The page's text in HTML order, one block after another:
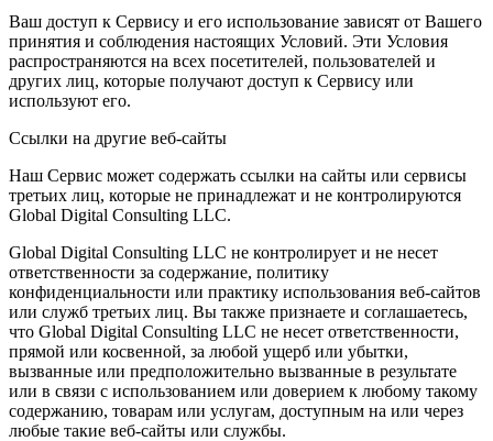
Ваш доступ к Сервису и его использование зависят от Вашего
принятия и соблюдения настоящих Условий. Эти Условия
распространяются на всех посетителей, пользователей и
других лиц, которые получают доступ к Сервису или
используют его.
Ссылки на другие веб-сайты
Наш Сервис может содержать ссылки на сайты или сервисы
третьих лиц, которые не принадлежат и не контролируются
Global Digital Consulting LLC.
Global Digital Consulting LLC не контролирует и не несет
ответственности за содержание, политику
конфиденциальности или практику использования веб-сайтов
или служб третьих лиц. Вы также признаете и соглашаетесь,
что Global Digital Consulting LLC не несет ответственности,
прямой или косвенной, за любой ущерб или убытки,
вызванные или предположительно вызванные в результате
или в связи с использованием или доверием к любому такому
содержанию, товарам или услугам, доступным на или через
любые такие веб-сайты или службы.